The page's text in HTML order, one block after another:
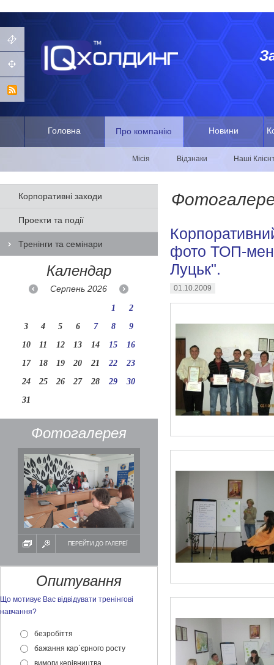
Головна Про компанію Новини
Місія Відзнаки Наші
Корпоративні заходи
Проекти та події
Тренінги та семінари
Календар
Серпень2026
1
2
3
4 5 6 7 8
9
10
11 12 13 14 15
16
17
18 19 20 21 22
23
24
25 26 27 28 29
30
31
Фотогалерея
ПЕРЕЙТИ ДО ГАЛЕРЕЇ
Опитування
Що мотивує Вас відвідувати тренінгові
навчання?
безробіття
бажання кар`єрного росту
вимоги керівництва
фото ТОП-
Луцьк".
01.10.2009